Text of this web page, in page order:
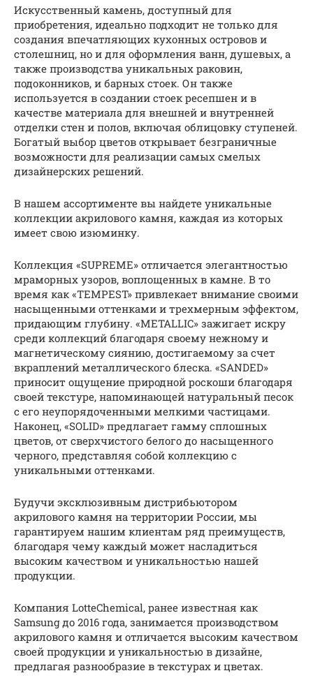
Искусственный камень, доступный для
приобретения, идеально подходит не только для
создания впечатляющих кухонных островов и
столешниц, но и для оформления ванн, душевых, а
также производства уникальных раковин,
подоконников, и барных стоек. Он также
используется в создании стоек ресепшен и в
качестве материала для внешней и внутренней
отделки стен и полов, включая облицовку ступеней.
Богатый выбор цветов открывает безграничные
возможности для реализации самых смелых
дизайнерских решений.
В нашем ассортименте вы найдете уникальные
коллекции акрилового камня, каждая из которых
имеет свою изюминку.
Коллекция «SUPREME» отличается элегантностью
мраморных узоров, воплощенных в камне. В то
время как «TEMPEST» привлекает внимание своими
насыщенными оттенками и трехмерным эффектом,
придающим глубину. «METALLIC» зажигает искру
среди коллекций благодаря своему нежному и
магнетическому сиянию, достигаемому за счет
вкраплений металлического блеска. «SANDED»
приносит ощущение природной роскоши благодаря
своей текстуре, напоминающей натуральный песок
с его неупорядоченными мелкими частицами.
Наконец, «SOLID» предлагает гамму сплошных
цветов, от сверхчистого белого до насыщенного
черного, представляя собой коллекцию с
уникальными оттенками.
Будучи эксклюзивным дистрибьютором
акрилового камня на территории России, мы
гарантируем нашим клиентам ряд преимуществ,
благодаря чему каждый может насладиться
высоким качеством и уникальностью нашей
продукции.
Компания LotteChemical, ранее известная как
Samsung до 2016 года, занимается производством
акрилового камня и отличается высоким качеством
своей продукции и уникальностью в дизайне,
предлагая разнообразие в текстурах и цветах.